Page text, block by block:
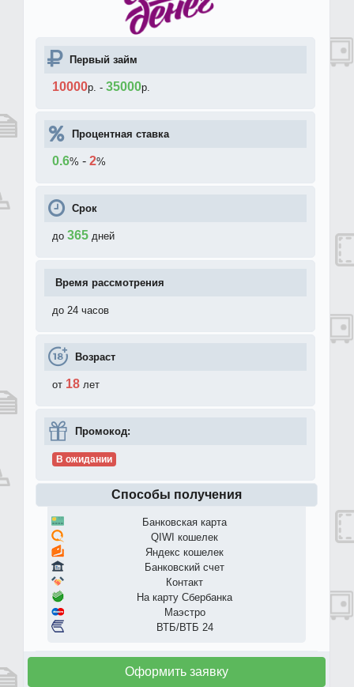
Первый займ
10000р. - 35000р.
Процентная ставка
0.6% - 2%
Срок
до 365 дней
Время рассмотрения
до 24 часов
Возраст
от 18 лет
Промокод:
В ожидании
Способы получения
Банковская карта
QIWI кошелек
Яндекс кошелек
Банковский счет
Контакт
На карту Сбербанка
Маэстро
ВТБ/ВТБ 24
Оформить заявку